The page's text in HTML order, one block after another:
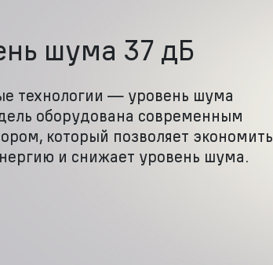
шума 37 дБ
технологии — уровень шума
оборудована современным
который позволяет экономить
и снижает уровень шума.